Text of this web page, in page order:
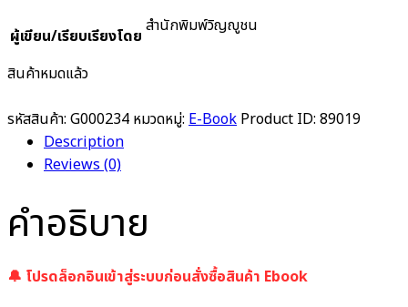
ผู้เขียน/เรียบเรียงโดย สำนักพิมพ์วิญญูชน
สินค้าหมดแล้ว
รหัสสินค้า: G000234 หมวดหมู่: E-Book Product ID: 89019
Description
Reviews (0)
คำอธิบาย
🔔 โปรดล็อกอินเข้าสู่ระบบก่อนสั่งซื้อสินค้า Ebook